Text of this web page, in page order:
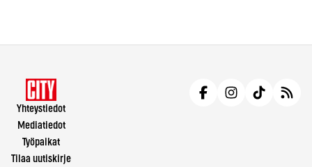
Yhteystiedot
Mediatiedot
Työpaikat
Tilaa uutiskirje